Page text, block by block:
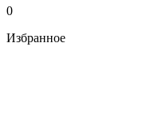
0
Избранное